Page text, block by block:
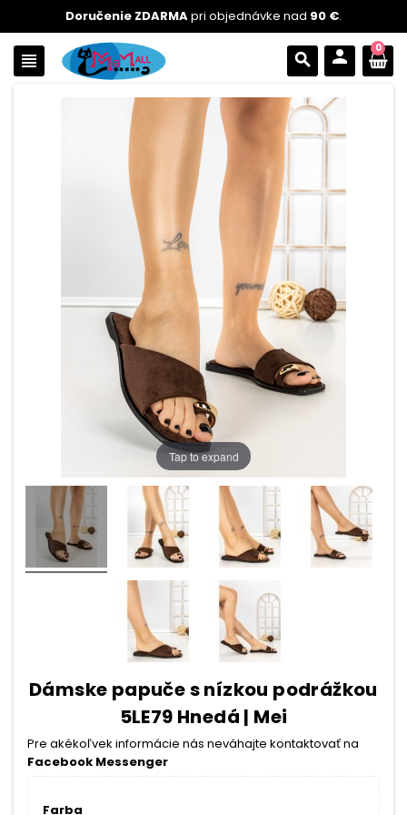
Doručenie ZDARMApri objednávke nad 90 €.
view_headline search person 0
Tap to expand
Dámske papuče s nízkou podrážkou
5LE79 Hnedá | Mei
Pre akékoľvek informácie nás neváhajte kontaktovať na
Facebook Messenger
Farba